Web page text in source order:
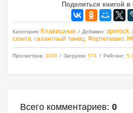
Поделиться книгой в
Категория: Клавишные Добавил: aperock
сюита галантный танец Фортепиано
Просмотров: 3076 Загрузок: 574 Рейтинг:
Всего комментариев: 0